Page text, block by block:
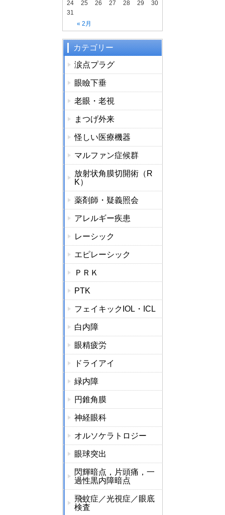
« 2月
24 25 26 27 28 29
30
31
カテゴリー
涙点プラグ
眼瞼下垂
老眼・老視
まつげ外来
怪しい医療機器
マルファン症候群
放射状角膜切開術（R
K）
薬剤師・疑義照会
アレルギー疾患
レーシック
エピレーシック
ＰＲＫ
PTK
フェイキックIOL・ICL
白内障
眼精疲労
ドライアイ
緑内障
円錐角膜
神経眼科
オルソケラトロジー
眼球突出
閃輝暗点，片頭痛，一
過性黒内障暗点
飛蚊症／光視症／眼底
検査